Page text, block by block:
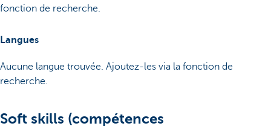
fonction de recherche.
Langues
Aucune langue trouvée. Ajoutez-les via la fonction de
recherche.
Soft skills (compétences